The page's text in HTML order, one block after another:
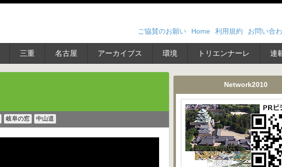
ご協賛のお願い Home 利用規約 お問い合
三重 名古屋 アーカイブス 環境 トリエンナーレ 連
岐阜の窓 中山道
Network2010